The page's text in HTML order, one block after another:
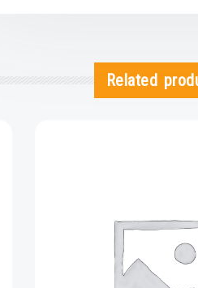
Related